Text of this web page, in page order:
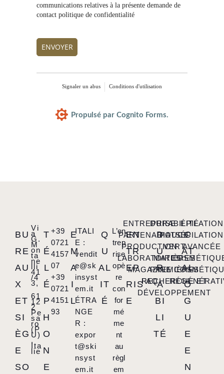
communications relatives à la présente demande de
contact politique de confidentialité
ENVOYER
Signaler un abus Conditions d'utilisation
Propulsé par Cognito Forms.
BU
RE
AU
X
ET
SI
ÈG
E
SO
Vi
a
G.
M
on
ta
ne
lli
41
/4
3,
61
12
2
Pe
sa
ro
(P
U)
,
Ita
lie
T
É
L
É
P
H
O
N
E
+39
0721
4157
07
+39
0721
4151
93
E
M
A
I
L
ITALI
E :
vendit
e@sk
insyst
em.it
ÉTRA
NGE
R :
expor
t@ski
nsyst
em.it
Q
U
AL
IT
É
L’en
trep
rise
opè
re
con
for
mé
me
nt
au
règl
em
EN
TR
EP
RIS
E
ENTREPRISE
PARTENARIATS
PRODUCTION
LABORATOIRES
MAGAZINE
FAQ
D
U
R
A
BI
LI
TÉ
DURABILITÉ
POUCE
VERT
MATIÈRES
PREMIÈRES
RECHERCHE ET
DÉVELOPPEMENT
C
AT
AL
O
G
U
E
E
N
ÉPILATION
ÉPILATION
AVANCÉE